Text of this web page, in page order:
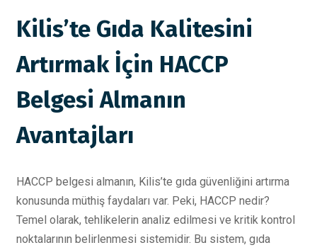
Kilis’te Gıda Kalitesini
Artırmak İçin HACCP
Belgesi Almanın
Avantajları
HACCP belgesi almanın, Kilis’te gıda güvenliğini artırma
konusunda müthiş faydaları var. Peki, HACCP nedir?
Temel olarak, tehlikelerin analiz edilmesi ve kritik kontrol
noktalarının belirlenmesi sistemidir. Bu sistem, gıda